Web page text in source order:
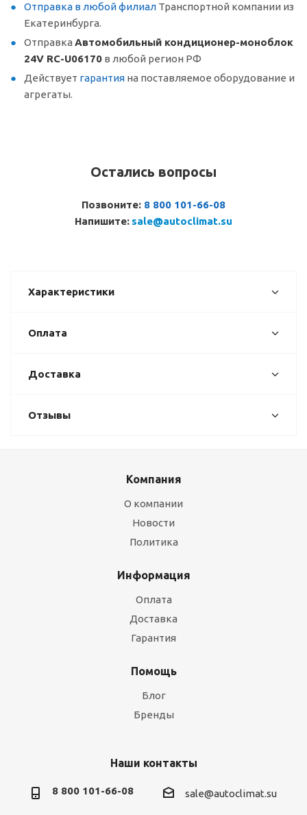
Отправка в любой филиал Транспортной компании из
Екатеринбурга.
Отправка Автомобильный кондиционер-моноблок
24V RC-U06170 в любой регион РФ
Действует гарантия на поставляемое оборудование и
агрегаты.
Остались вопросы
Позвоните: 8 800 101-66-08
Напишите: sale@autoclimat.su
Характеристики
Оплата
Доставка
Отзывы
Компания
О компании
Новости
Политика
Информация
Оплата
Доставка
Гарантия
Помощь
Блог
Бренды
Наши контакты
8 800 101-66-08 sale@autoclimat.su